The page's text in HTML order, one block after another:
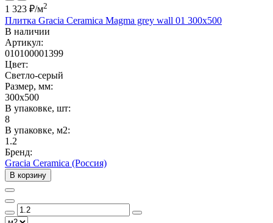
1 323 ₽/м2
Плитка Gracia Ceramica Magma grey wall 01 300x500
В наличии
Артикул:
010100001399
Цвет:
Светло-серый
Размер, мм:
300x500
В упаковке, шт:
8
В упаковке, м2:
1.2
Бренд:
Gracia Ceramica (Россия)
В корзину